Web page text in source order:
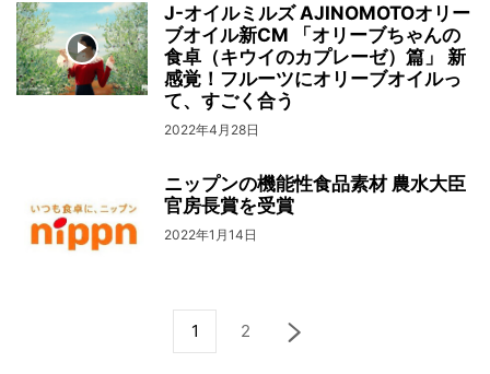
J-オイルミルズ AJINOMOTOオリー
ブオイル新CM 「オリーブちゃんの
食卓（キウイのカプレーゼ）篇」 新
感覚！フルーツにオリーブオイルっ
て、すごく合う
2022年4月28日
ニップンの機能性食品素材 農水大臣
官房長賞を受賞
2022年1月14日
1 2